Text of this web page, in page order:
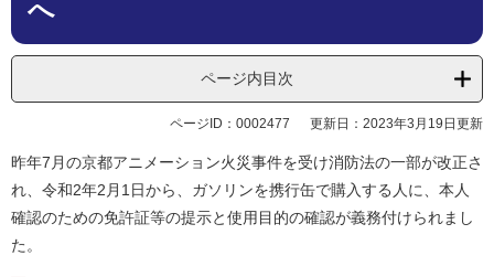
へ
ページ内目次
ページID：0002477 更新日：2023年3月19日更新
昨年7月の京都アニメーション火災事件を受け消防法の一部が改正さ
れ、令和2年2月1日から、ガソリンを携行缶で購入する人に、本人
確認のための免許証等の提示と使用目的の確認が義務付けられまし
た。